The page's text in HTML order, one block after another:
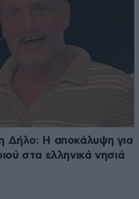
Δήλο: Η αποκάλυψη για
στα ελληνικά νησιά